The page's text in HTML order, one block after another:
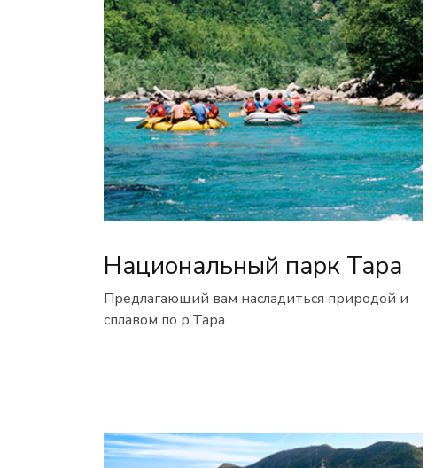
Национальный парк Тара
Предлагающий вам насладиться природой и
сплавом по р.Тара.